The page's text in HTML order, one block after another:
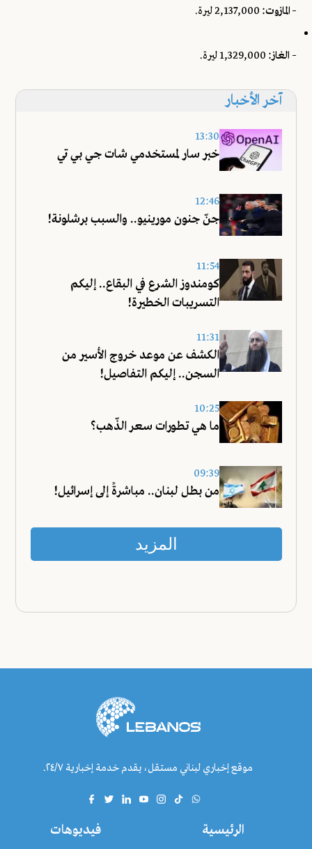
– المازوت:
– الغاز:
آخر الأخبار
13:30
خبر سار لمستخدمي شات جي بي تي
12:46
جنّ جنون مورينيو.. والسبب برشلونة!
11:54
كومندوز الشرع في البقاع.. إليكم
التسريبات الخطيرة!
11:31
الكشف عن موعد خروج الأسير من
السجن.. إليكم التفاصيل!
10:25
ما هي تطورات سعر الذّهب؟
09:39
من بطل لبنان.. مباشرةً إلى إسرائيل!
المزيد
موقع إخباري لبناني مستقل، يقدم خدمة إخبارية ٢٤/٧.
الرئيسية فيديوهات